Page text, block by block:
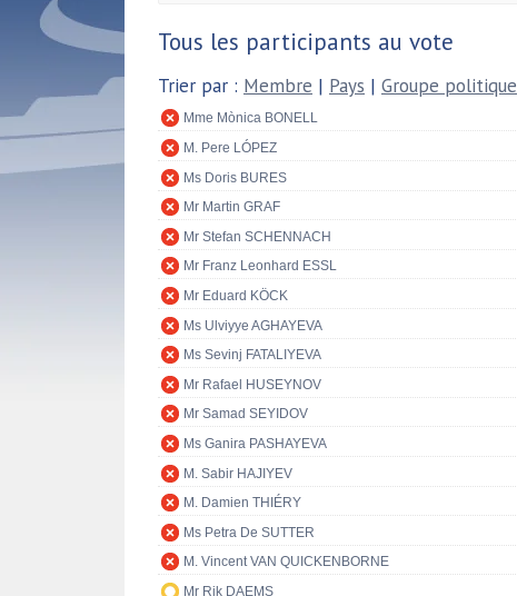
Tous les participants au vote
Trier par : Membre | Pays | Groupe politique
Mme Mònica BONELL
M. Pere LÓPEZ
Ms Doris BURES
Mr Martin GRAF
Mr Stefan SCHENNACH
Mr Franz Leonhard ESSL
Mr Eduard KÖCK
Ms Ulviyye AGHAYEVA
Ms Sevinj FATALIYEVA
Mr Rafael HUSEYNOV
Mr Samad SEYIDOV
Ms Ganira PASHAYEVA
M. Sabir HAJIYEV
M. Damien THIÉRY
Ms Petra De SUTTER
M. Vincent VAN QUICKENBORNE
Mr Rik DAEMS